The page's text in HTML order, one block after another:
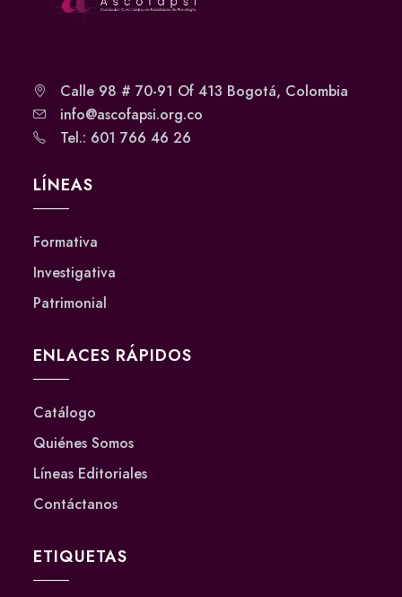
Calle 98 # 70-91 Of 413 Bogotá, Colombia
info@ascofapsi.org.co
Tel.: 601 766 46 26
LÍNEAS
Formativa
Investigativa
Patrimonial
ENLACES RÁPIDOS
Catálogo
Quiénes Somos
Líneas Editoriales
Contáctanos
ETIQUETAS